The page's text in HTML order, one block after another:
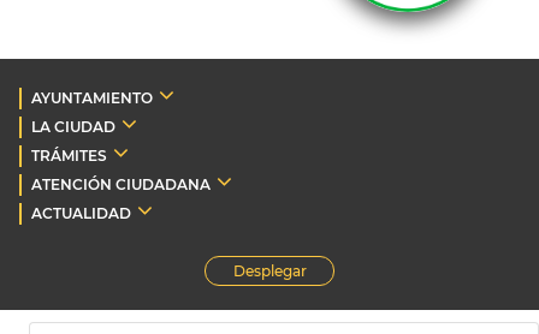
AYUNTAMIENTO
LA CIUDAD
TRÁMITES
ATENCIÓN CIUDADANA
ACTUALIDAD
Desplegar